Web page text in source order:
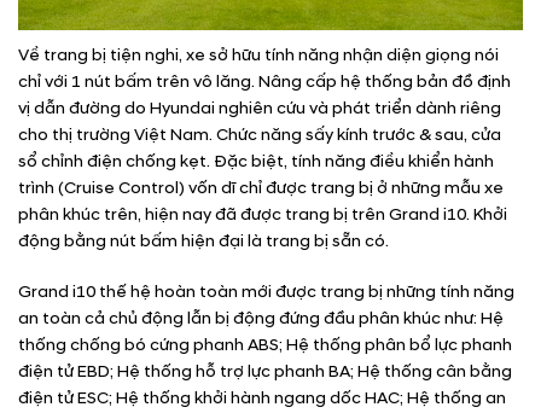
Về trang bị tiện nghi, xe sở hữu tính năng nhận diện giọng nói
chỉ với 1 nút bấm trên vô lăng. Nâng cấp hệ thống bản đồ định
vị dẫn đường do Hyundai nghiên cứu và phát triển dành riêng
cho thị trường Việt Nam. Chức năng sấy kính trước & sau, cửa
sổ chỉnh điện chống kẹt. Đặc biệt, tính năng điều khiển hành
trình (Cruise Control) vốn dĩ chỉ được trang bị ở những mẫu xe
phân khúc trên, hiện nay đã được trang bị trên Grand i10. Khởi
động bằng nút bấm hiện đại là trang bị sẵn có.
Grand i10 thế hệ hoàn toàn mới được trang bị những tính năng
an toàn cả chủ động lẫn bị động đứng đầu phân khúc như: Hệ
thống chống bó cứng phanh ABS; Hệ thống phân bổ lực phanh
điện tử EBD; Hệ thống hỗ trợ lực phanh BA; Hệ thống cân bằng
điện tử ESC; Hệ thống khởi hành ngang dốc HAC; Hệ thống an